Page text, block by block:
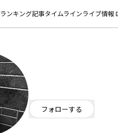
ランキング記事タイムラインライブ情報
フォローする